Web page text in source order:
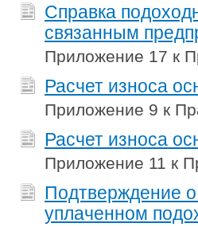
Справка
связанным
Приложение 17 к
Расчет износа
Приложение 9 к
Расчет износа
Приложение 11 к
Подтверждение
уплаченном